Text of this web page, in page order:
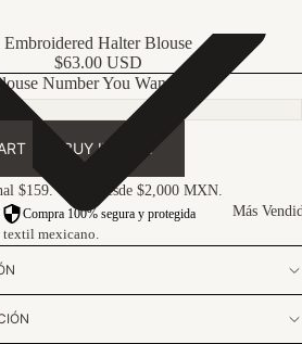
Más
Embroidered Halter Blouse
$63.00 USD
Number You Want Here:
BUY IT NOW
$159. Gratis desde $2,000 MXN.
Compra 100% segura y protegida
textil mexicano.